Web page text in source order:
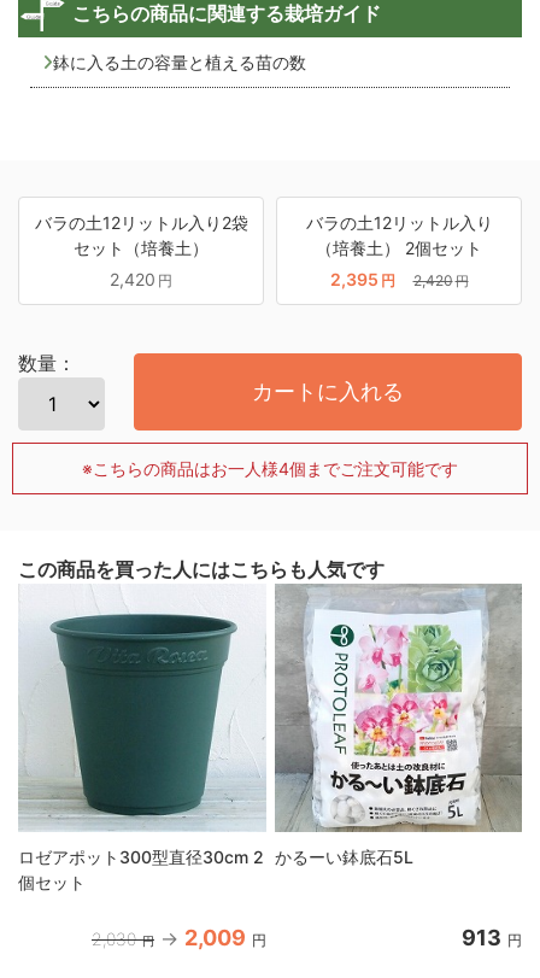
こちらの商品に関連する栽培ガイド
鉢に入る土の容量と植える苗の数
バラの土12リットル入り2袋
セット（培養土）
2,420 円
バラの土12リットル入り
（培養土） 2個セット
2,395 円 2,420円
数量：
カートに入れる
※こちらの商品はお一人様4個までご注文可能です
この商品を買った人にはこちらも人気です
ロゼアポット300型直径30cm 2
個セット
2,030 円 2,009 円
かるーい鉢底石5L
913 円